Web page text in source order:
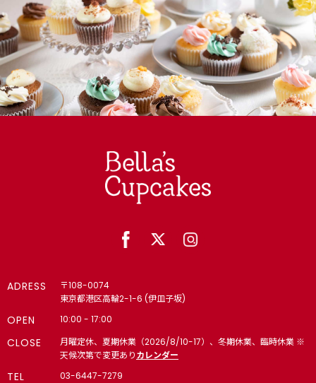
ADRESS
〒108-0074
東京都港区高輪2-1-6 (伊皿子坂)
OPEN 10:00 - 17:00
CLOSE
月曜定休、夏期休業（2026/8/10-17）、冬期休業、臨時休業 ※
天候次第で変更ありカレンダー
TEL 03-6447-7279